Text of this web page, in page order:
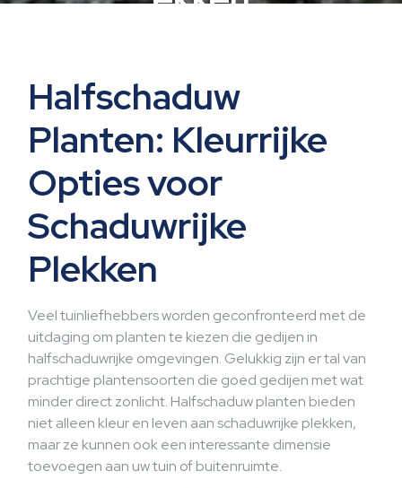
Halfschaduw
Planten: Kleurrijke
Opties voor
Schaduwrijke
Plekken
Veel tuinliefhebbers worden geconfronteerd met de
uitdaging om planten te kiezen die gedijen in
halfschaduwrijke omgevingen. Gelukkig zijn er tal van
prachtige plantensoorten die goed gedijen met wat
minder direct zonlicht. Halfschaduw planten bieden
niet alleen kleur en leven aan schaduwrijke plekken,
maar ze kunnen ook een interessante dimensie
toevoegen aan uw tuin of buitenruimte.